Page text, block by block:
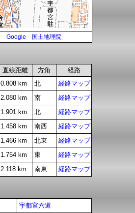
Google 国土地理院
直線距離 方角
経路
0.808 km 北
経路マップ
2.080 km 南
経路マップ
1.901 km 北
経路マップ
1.458 km 南西
経路マップ
1.466 km 北東
経路マップ
1.754 km 東
経路マップ
2.118 km 南東 経路マップ
宇都宮六道